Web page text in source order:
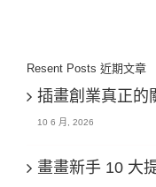
Resent Posts 近期文章
插畫創業真正的
10 6 月, 2026
畫畫新手 10 大